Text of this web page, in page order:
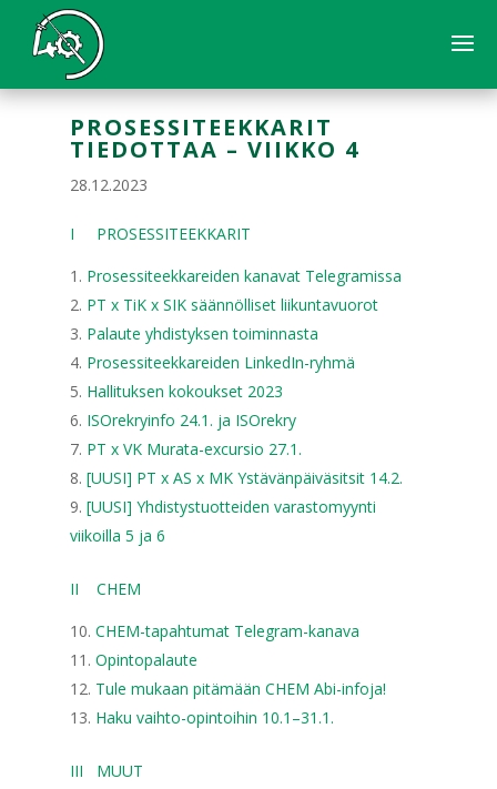
PROSESSITEEKKARIT
TIEDOTTAA – VIIKKO 4
28.12.2023
I PROSESSITEEKKARIT
Prosessiteekkareiden kanavat Telegramissa
PT x TiK x SIK säännölliset liikuntavuorot
Palaute yhdistyksen toiminnasta
Prosessiteekkareiden LinkedIn-ryhmä
Hallituksen kokoukset 2023
ISOrekryinfo 24.1. ja ISOrekry
PT x VK Murata-excursio 27.1.
[UUSI] PT x AS x MK Ystävänpäiväsitsit 14.2.
[UUSI] Yhdistystuotteiden varastomyynti
viikoilla 5 ja 6
II CHEM
CHEM-tapahtumat Telegram-kanava
Opintopalaute
Tule mukaan pitämään CHEM Abi-infoja!
Haku vaihto-opintoihin 10.1–31.1.
III MUUT